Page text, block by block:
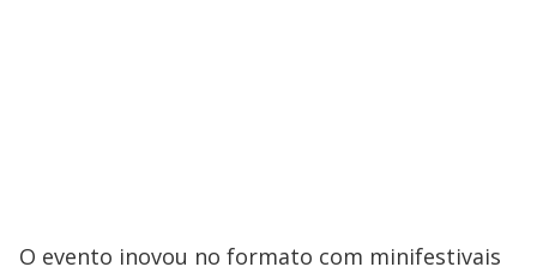
O evento inovou no formato com minifestivais